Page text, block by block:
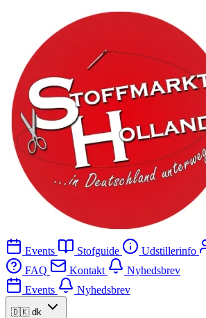
Events Stofguide Udstillerinfo
FAQ
Kontakt
Nyhedsbrev
Events
Nyhedsbrev
🇩🇰 dk